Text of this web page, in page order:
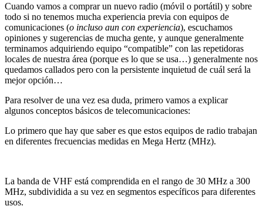
Cuando vamos a comprar un nuevo radio (móvil o portátil) y sobre
todo si no tenemos mucha experiencia previa con equipos de
comunicaciones (o incluso aun con experiencia), escuchamos
opiniones y sugerencias de mucha gente, y aunque generalmente
terminamos adquiriendo equipo “compatible” con las repetidoras
locales de nuestra área (porque es lo que se usa…) generalmente nos
quedamos callados pero con la persistente inquietud de cuál será la
mejor opción…
Para resolver de una vez esa duda, primero vamos a explicar
algunos conceptos básicos de telecomunicaciones:
Lo primero que hay que saber es que estos equipos de radio trabajan
en diferentes frecuencias medidas en Mega Hertz (MHz).
La banda de VHF está comprendida en el rango de 30 MHz a 300
MHz, subdividida a su vez en segmentos específicos para diferentes
usos.